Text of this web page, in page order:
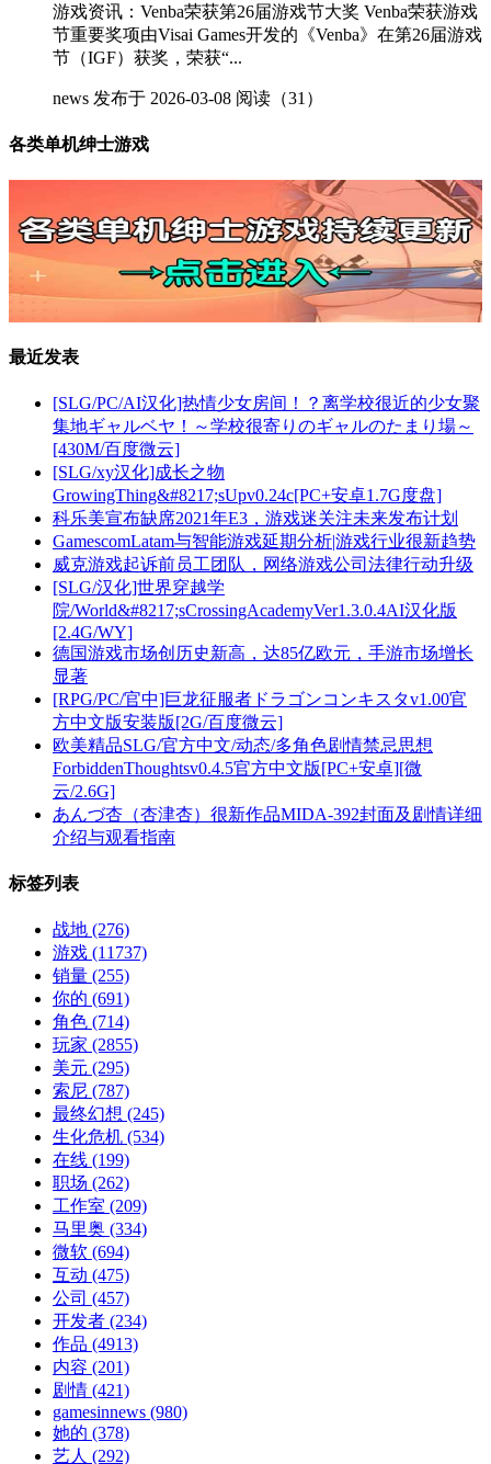
游戏资讯：Venba荣获第26届游戏节大奖 Venba荣获游戏
节重要奖项由Visai Games开发的《Venba》在第26届游戏
节（IGF）获奖，荣获“...
news 发布于 2026-03-08 阅读（31）
各类单机绅士游戏
最近发表
[SLG/PC/AI汉化]热情少女房间！？离学校很近的少女聚
集地ギャルベヤ！～学校很寄りのギャルのたまり場～
[430M/百度微云]
[SLG/xy汉化]成长之物
GrowingThing&#8217;sUpv0.24c[PC+安卓1.7G度盘]
科乐美宣布缺席2021年E3，游戏迷关注未来发布计划
GamescomLatam与智能游戏延期分析|游戏行业很新趋势
威克游戏起诉前员工团队，网络游戏公司法律行动升级
[SLG/汉化]世界穿越学
院/World&#8217;sCrossingAcademyVer1.3.0.4AI汉化版
[2.4G/WY]
德国游戏市场创历史新高，达85亿欧元，手游市场增长
显著
[RPG/PC/官中]巨龙征服者ドラゴンコンキスタv1.00官
方中文版安装版[2G/百度微云]
欧美精品SLG/官方中文/动态/多角色剧情禁忌思想
ForbiddenThoughtsv0.4.5官方中文版[PC+安卓][微
云/2.6G]
あんづ杏（杏津杏）很新作品MIDA-392封面及剧情详细
介绍与观看指南
标签列表
战地 (276)
游戏 (11737)
销量 (255)
你的 (691)
角色 (714)
玩家 (2855)
美元 (295)
索尼 (787)
最终幻想 (245)
生化危机 (534)
在线 (199)
职场 (262)
工作室 (209)
马里奥 (334)
微软 (694)
互动 (475)
公司 (457)
开发者 (234)
作品 (4913)
内容 (201)
剧情 (421)
gamesinnews (980)
她的 (378)
艺人 (292)